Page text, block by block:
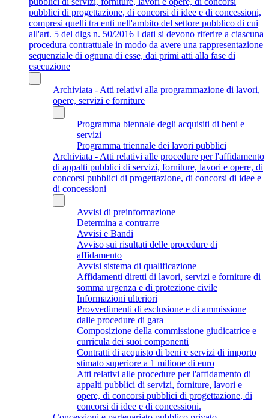
pubblici di progettazione, di concorsi di idee e di concessioni,
compresi quelli tra enti nell'ambito del settore pubblico di cui
all'art. 5 del dlgs n. 50/2016 I dati si devono riferire a ciascuna
procedura contrattuale in modo da avere una rappresentazione
sequenziale di ognuna di esse, dai primi atti alla fase di
esecuzione
Archiviata - Atti relativi alla programmazione di lavori,
opere, servizi e forniture
Programma biennale degli acquisiti di beni e
servizi
Programma triennale dei lavori pubblici
Archiviata - Atti relativi alle procedure per l'affidamento
di appalti pubblici di servizi, forniture, lavori e opere, di
concorsi pubblici di progettazione, di concorsi di idee e
di concessioni
Avvisi di preinformazione
Determina a contrarre
Avvisi e Bandi
Avviso sui risultati delle procedure di
affidamento
Avvisi sistema di qualificazione
Affidamenti diretti di lavori, servizi e forniture di
somma urgenza e di protezione civile
Informazioni ulteriori
Provvedimenti di esclusione e di ammissione
dalle procedure di gara
Composizione della commissione giudicatrice e
curricula dei suoi componenti
Contratti di acquisto di beni e servizi di importo
stimato superiore a 1 milione di euro
Atti relativi alle procedure per l'affidamento di
appalti pubblici di servizi, forniture, lavori e
opere, di concorsi pubblici di progettazione, di
concorsi di idee e di concessioni.